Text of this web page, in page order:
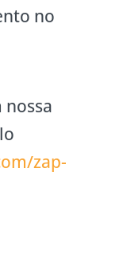
no
zap-